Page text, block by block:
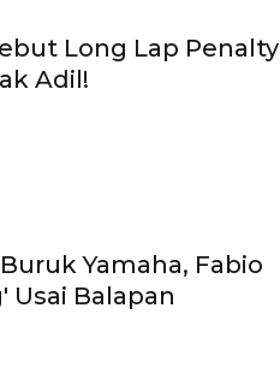
Long Lap Penalty
Adil!
Yamaha, Fabio
Usai Balapan